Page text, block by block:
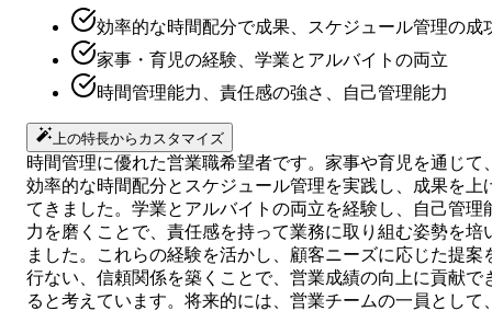
効率的な時間配分で成果、スケジュール管理の成
家事・育児の経験、学業とアルバイトの両立
時間管理能力、責任感の強さ、自己管理能力
上の特長からカスタマイズ
時間管理に優れた営業職希望者です。家事や育児を通じて
効率的な時間配分とスケジュール管理を実践し、成果を上
てきました。学業とアルバイトの両立を経験し、自己管理
力を磨くことで、責任感を持って業務に取り組む姿勢を培
ました。これらの経験を活かし、顧客ニーズに応じた提案
行ない、信頼関係を築くことで、営業成績の向上に貢献で
ると考えています。将来的には、営業チームの一員として